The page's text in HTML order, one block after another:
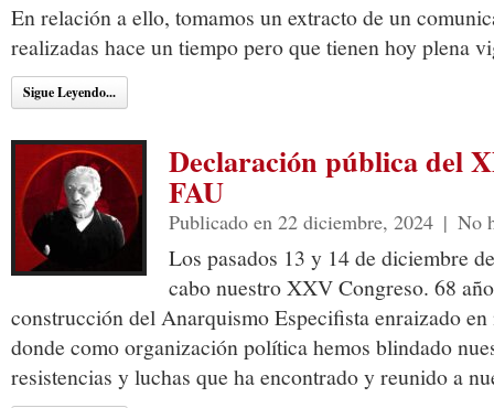
En relación a ello, tomamos un extracto de un
realizadas hace un tiempo pero que tienen hoy plena
Sigue Leyendo...
Declaración pública del
FAU
Publicado en 22 diciembre, 2024 | No
Los pasados 13 y 14 de diciembre
cabo nuestro XXV Congreso. 68
construcción del Anarquismo Especifista enraizado
donde como organización política hemos blindado
resistencias y luchas que ha encontrado y reunido a